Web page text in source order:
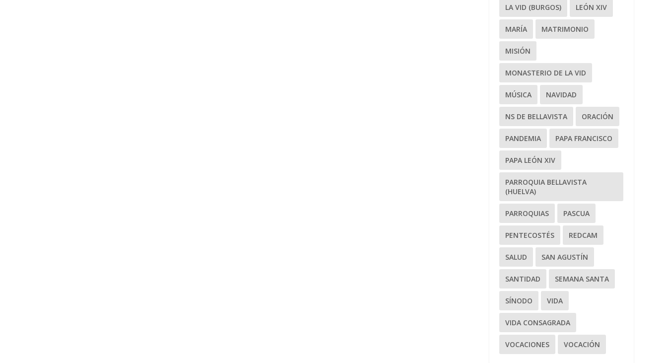
LA VID (BURGOS) LEÓN XIV
MARÍA MATRIMONIO
MISIÓN
MONASTERIO DE LA VID
MÚSICA NAVIDAD
NS DE BELLAVISTA ORACIÓN
PANDEMIA PAPA FRANCISCO
PAPA LEÓN XIV
PARROQUIA BELLAVISTA
(HUELVA)
PARROQUIAS PASCUA
PENTECOSTÉS REDCAM
SALUD SAN AGUSTÍN
SANTIDAD SEMANA SANTA
SÍNODO VIDA
VIDA CONSAGRADA
VOCACIONES VOCACIÓN